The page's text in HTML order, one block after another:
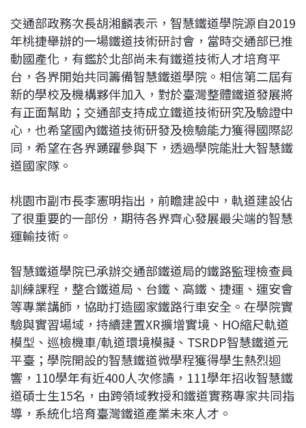
交通部政務次長胡湘麟表示，智慧鐵道學院源自2019
年桃捷舉辦的一場鐵道技術研討會，當時交通部已推
動國產化，有鑑於北部尚未有鐵道技術人才培育平
台，各界開始共同籌備智慧鐵道學院。相信第二屆有
新的學校及機構夥伴加入，對於臺灣整體鐵道發展將
有正面幫助；交通部支持成立鐵道技術研究及驗證中
心，也希望國內鐵道技術研發及檢驗能力獲得國際認
同，希望在各界踴躍參與下，透過學院能壯大智慧鐵
道國家隊。
桃園市副市長李憲明指出，前瞻建設中，軌道建設佔
了很重要的一部份，期待各界齊心發展最尖端的智慧
運輸技術。
智慧鐵道學院已承辦交通部鐵道局的鐵路監理檢查員
訓練課程，整合鐵道局、台鐵、高鐵、捷運、運安會
等專業講師，協助打造國家鐵路行車安全。在學院實
驗與實習場域，持續建置XR擴增實境、HO縮尺軌道
模型、巡檢機車/軌道環境模擬、TSRDP智慧鐵道元
平臺；學院開設的智慧鐵道微學程獲得學生熱烈迴
響，110學年有近400人次修讀，111學年招收智慧鐵
道碩士生15名，由跨領域教授和鐵道實務專家共同指
導，系統化培育臺灣鐵道產業未來人才。